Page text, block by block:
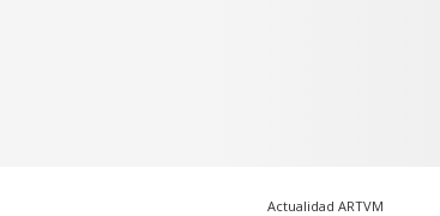
Actualidad ARTVM